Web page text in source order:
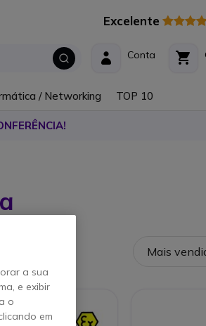
Excelente
Conta
/ Networking TOP 10
a sua
e exibir
o
em